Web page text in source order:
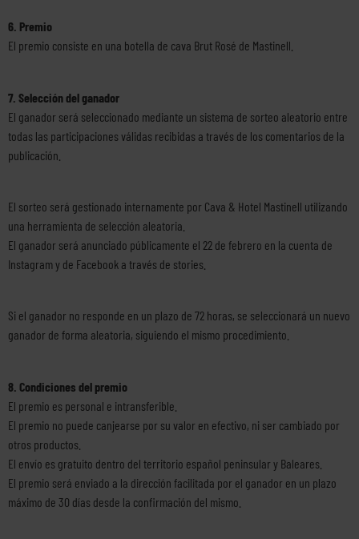
6. Premio
El premio consiste en una botella de cava Brut Rosé de Mastinell.
7. Selección del ganador
El ganador será seleccionado mediante un sistema de sorteo aleatorio entre
todas las participaciones válidas recibidas a través de los comentarios de la
publicación.
El sorteo será gestionado internamente por Cava & Hotel Mastinell utilizando
una herramienta de selección aleatoria.
El ganador será anunciado públicamente el 22 de febrero en la cuenta de
Instagram y de Facebook a través de stories.
Si el ganador no responde en un plazo de 72 horas, se seleccionará un nuevo
ganador de forma aleatoria, siguiendo el mismo procedimiento.
8. Condiciones del premio
El premio es personal e intransferible.
El premio no puede canjearse por su valor en efectivo, ni ser cambiado por
otros productos.
El envío es gratuito dentro del territorio español peninsular y Baleares.
El premio será enviado a la dirección facilitada por el ganador en un plazo
máximo de 30 días desde la confirmación del mismo.